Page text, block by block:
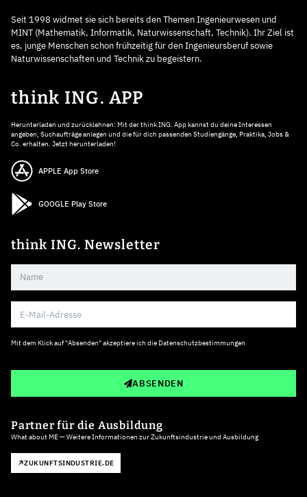
Seit 1998 widmet sie sich bereits den Themen Ingenieurwesen und
MINT (Mathematik, Informatik, Naturwissenschaft, Technik). Ihr Ziel ist
es, junge Menschen schon frühzeitig für den Ingenieursberuf sowie
Naturwissenschaften und Technik zu begeistern.
think ING. APP
Herunterladen und zurücklehnen: Mit der think ING. App kannst du deine Interessen
angeben, Suchaufträge anlegen und die für dich passenden Studiengänge, Praktika, Jobs &
Co. erhalten. Jetzt herunterladen!
APPLE App Store
GOOGLE Play Store
think ING. Newsletter
Mit dem Klick auf "Absenden" akzeptiere ich die Datenschutzbestimmungen
ABSENDEN
Partner für die Ausbildung
What about ME — Weitere Informationen zur Zukunftsindustrie und Ausbildung
ZUKUNFTSINDUSTRIE.DE